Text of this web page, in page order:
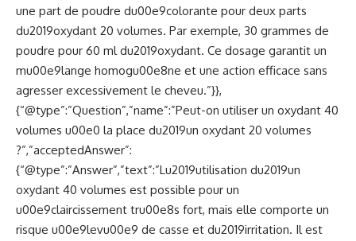
une part de poudre du00e9colorante pour deux parts
du2019oxydant 20 volumes. Par exemple, 30 grammes de
poudre pour 60 ml du2019oxydant. Ce dosage garantit un
mu00e9lange homogu00e8ne et une action efficace sans
agresser excessivement le cheveu.”}},
{“@type”:”Question”,”name”:”Peut-on utiliser un oxydant 40
volumes u00e0 la place du2019un oxydant 20 volumes
?”,”acceptedAnswer”:
{“@type”:”Answer”,”text”:”Lu2019utilisation du2019un
oxydant 40 volumes est possible pour un
u00e9claircissement tru00e8s fort, mais elle comporte un
risque u00e9levu00e9 de casse et du2019irritation. Il est